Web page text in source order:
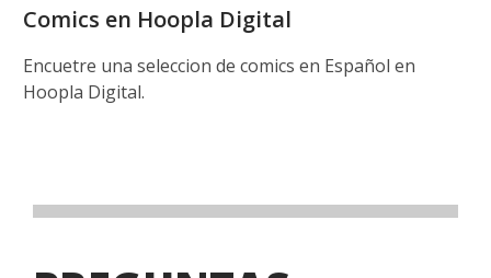
Comics en Hoopla Digital
Encuetre una seleccion de comics en Español en
Hoopla Digital.